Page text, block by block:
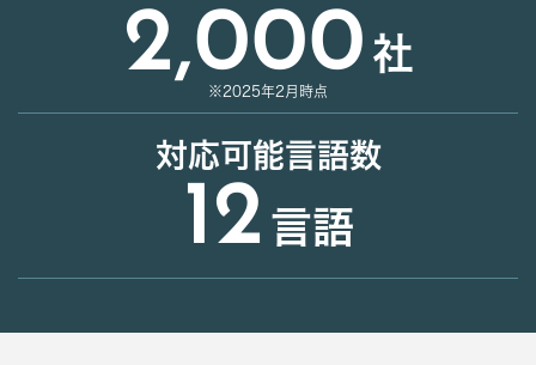
2,000 社
※2025年2月時点
対応可能言語数
12 言語